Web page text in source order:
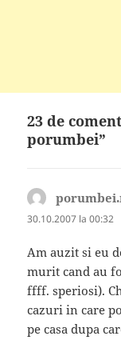
23 de
porumbei”
30.10.2007 la 00:32
Am auzit si eu
murit cand au
ffff. speriosi).
cazuri in care
pe casa dupa